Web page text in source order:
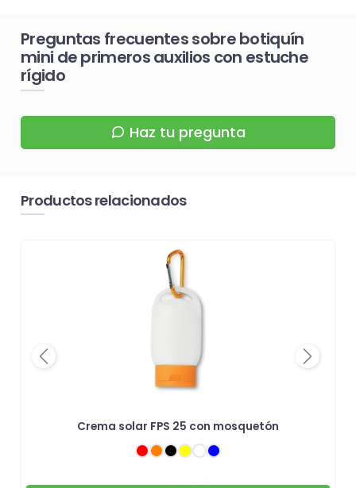
Preguntas frecuentes sobre botiquín
mini de primeros auxilios con estuche
rígido
Haz tu pregunta
Productos relacionados
Crema solar FPS 25 con mosquetón
Previous Next